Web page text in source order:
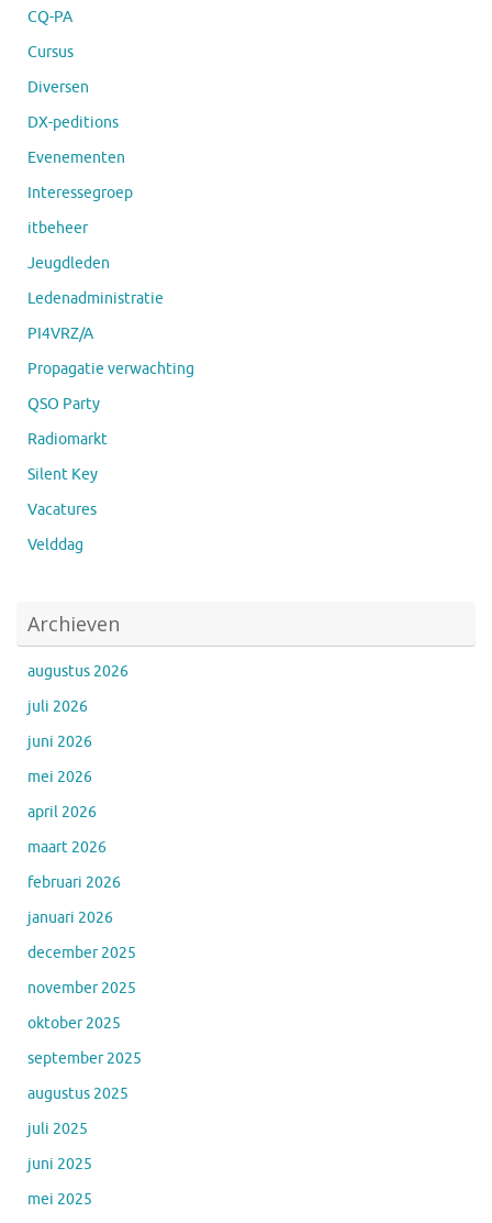
CQ-PA
Cursus
Diversen
DX-peditions
Evenementen
Interessegroep
itbeheer
Jeugdleden
Ledenadministratie
PI4VRZ/A
Propagatie verwachting
QSO Party
Radiomarkt
Silent Key
Vacatures
Velddag
Archieven
augustus 2026
juli 2026
juni 2026
mei 2026
april 2026
maart 2026
februari 2026
januari 2026
december 2025
november 2025
oktober 2025
september 2025
augustus 2025
juli 2025
juni 2025
mei 2025